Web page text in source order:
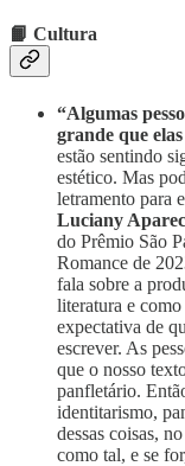
📙 Cultura
“Algumas
grande que
estão sentindo
estético. Mas
letramento para
Luciany
do Prêmio São
Romance de
fala sobre a
literatura e
expectativa de
escrever. As
que o nosso
panfletário.
identitarismo,
dessas coisas,
como tal, e se